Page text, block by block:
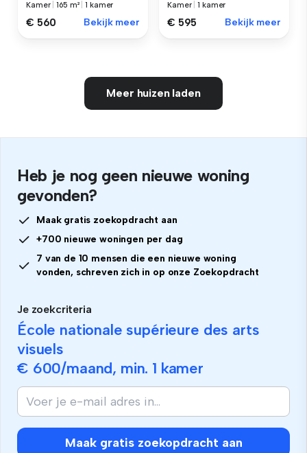
Kamer |165 m² |1 kamer
€ 560 Bekijk meer
Kamer |1 kamer
€ 595 Bekijk meer
Meer huizen laden
Heb je nog geen nieuwe woning
gevonden?
Maak gratis zoekopdracht aan
+700 nieuwe woningen per dag
7 van de 10 mensen die een nieuwe woning
vonden, schreven zich in op onze Zoekopdracht
Je zoekcriteria
École nationale supérieure des arts
visuels
€ 600/maand, min. 1 kamer
Maak gratis zoekopdracht aan